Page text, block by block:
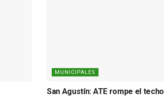
MUNICIPALES
San Agustín: ATE rompe el techo